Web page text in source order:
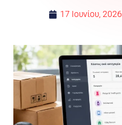
17 Ιουνίου, 2026